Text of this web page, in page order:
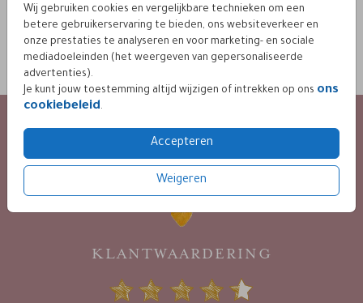
Wij gebruiken cookies en vergelijkbare technieken om een
betere gebruikerservaring te bieden, ons websiteverkeer en
onze prestaties te analyseren en voor marketing- en sociale
mediadoeleinden (het weergeven van gepersonaliseerde
advertenties).
Je kunt jouw toestemming altijd wijzigen of intrekken op ons ons
cookiebeleid.
Accepteren
Weigeren
OMSCHRIJVING
kraft (recycled) 12 x 12
Prijs:€ 0,45
via mail :
info@leintjes.nl
KLANTWAARDERING